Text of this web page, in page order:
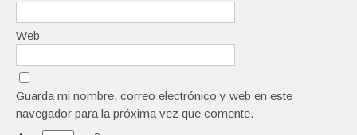
Web
Guarda mi nombre, correo electrónico y web en este
navegador para la próxima vez que comente.